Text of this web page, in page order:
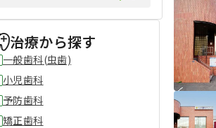
治療から探す
一般歯科(虫歯)
小児歯科
予防歯科
矯正歯科